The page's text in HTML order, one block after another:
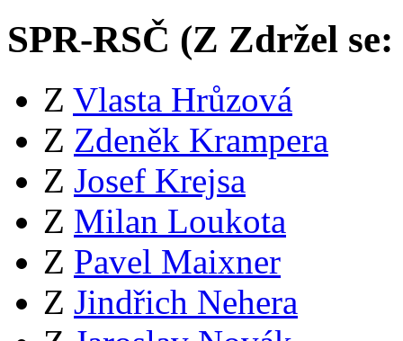
SPR-RSČ (Z Zdržel se:
Z Vlasta Hrůzová
Z Zdeněk Krampera
Z Josef Krejsa
Z Milan Loukota
Z Pavel Maixner
Z Jindřich Nehera